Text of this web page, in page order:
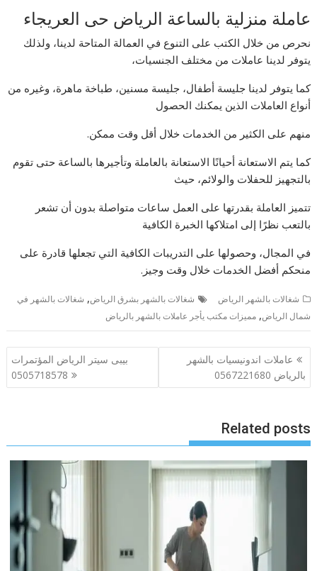
عاملة منزلية بالساعة الرياض حى العريجاء
نحرص من خلال الكتب على التنوع في العمالة المتاحة لدينا، ولذلك
يتوفر لدينا عاملات من مختلف الجنسيات،
كما يتوفر لدينا جليسة أطفال، جليسة مسنين، طباخة ماهرة، وغيره من
أنواع العاملات الذين يمكنك الحصول
منهم على الكثير من الخدمات خلال أقل وقت ممكن.
كما يتم الاستعانة أحيانًا الاستعانة بالعاملة وتأجيرها بالساعة حتى تقوم
بالتجهيز للحفلات والولائم، حيث
تتميز العاملة بقدرتها على العمل ساعات متواصلة بدون أن تشعر
بالتعب نظرًا إلى امتلاكها الخبرة الكافية
في المجال، وحصولها على التدريبات الكافية التي تجعلها قادرة على
منحكم أفضل الخدمات خلال وقت وجيز.
شغالات بالشهر الرياض شغالات بالشهر بشرق الرياض, شغالات بالشهر في
شمال الرياض,مميزات مكتب يأجر عاملات بالشهر بالرياض
تصفّح
المقالات
عاملات اندونيسيات بالشهر
بالرياض 0567221680
بيبى سيتر الرياض المؤتمرات
0505718578
Related posts